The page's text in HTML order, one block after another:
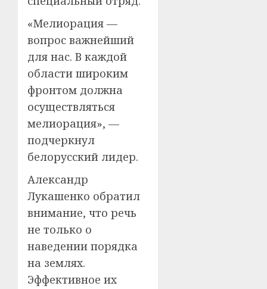
«Мелиорация —
вопрос важнейший
для нас. В каждой
области широким
фронтом должна
осуществляться
мелиорация», —
подчеркнул
белорусский лидер.
Александр
Лукашенко обратил
внимание, что речь
не только о
наведении порядка
на землях.
Эффективное их